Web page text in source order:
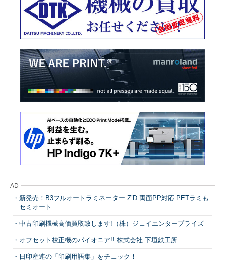
AD
新発売！B3フルオートラミネーター Z’D 両面PP対応 PETラミも
セミオート
中古印刷機械高価買取致します!（株）ジェイエンタープライズ
オフセット校正機のパイオニア!! 株式会社 下垣鉄工所
日印産連の「印刷用語集」をチェック！